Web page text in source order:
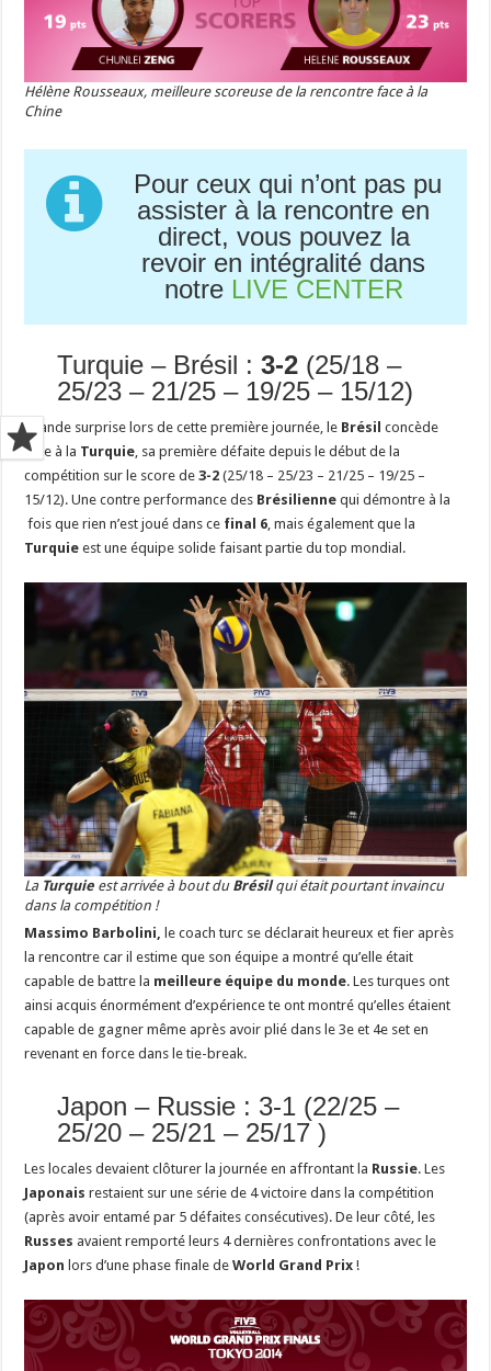
Hélène Rousseaux, meilleure scoreuse de la rencontre face à la
Chine
Pour ceux qui n’ont pas pu
assister à la rencontre en
direct, vous pouvez la
revoir en intégralité dans
notre LIVE CENTER
Turquie – Brésil :3-2 (25/18 –
25/23 – 21/25 – 19/25 – 15/12)
Grande surprise lors de cette première journée, le Brésil concède
face à la Turquie , sa première défaite depuis le début de la
compétition sur le score de3-2 (25/18 – 25/23 – 21/25 – 19/25 –
15/12). Une contre performance des Brésilienne qui démontre à la
fois que rien n’est joué dans ce final 6 , mais également que la
Turquie est une équipe solide faisant partie du top mondial.
La Turquie est arrivée à bout du Brésilqui était pourtant invaincu
dans la compétition !
Massimo Barbolini, le coach turc se déclarait heureux et fier après
la rencontre car il estime que son équipe a montré qu’elle était
capable de battre la meilleure équipe du monde. Les turques ont
ainsi acquis énormément d’expérience te ont montré qu’elles étaient
capable de gagner même après avoir plié dans le 3e et 4e set en
revenant en force dans le tie-break.
Japon – Russie : 3-1 (22/25 –
25/20 – 25/21 – 25/17 )
Les locales devaient clôturer la journée en affrontant la Russie. Les
Japonais restaient sur une série de 4 victoire dans la compétition
(après avoir entamé par 5 défaites consécutives). De leur côté, les
Russes avaient remporté leurs 4 dernières confrontations avec le
Japon lors d’une phase finale deWorld Grand Prix !